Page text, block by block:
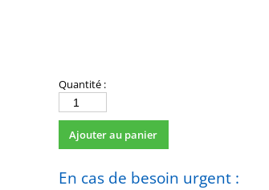
Quantité :
quantité
de
034EHCA-
Ajouter au panier
En cas de besoin urgent :